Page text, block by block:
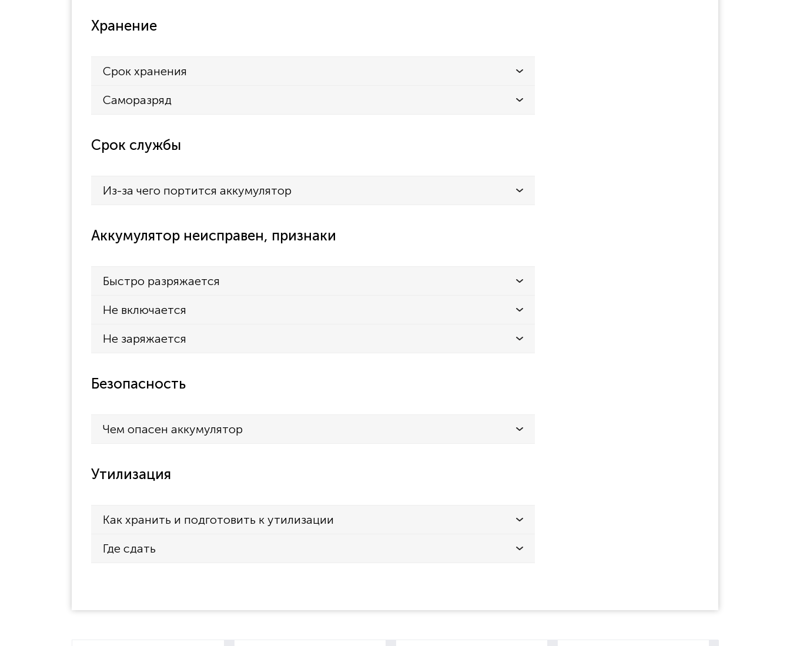
Хранение
Срок хранения
Саморазряд
Срок службы
Из-за чего портится аккумулятор
Аккумулятор неисправен, признаки
Быстро разряжается
Не включается
Не заряжается
Безопасность
Чем опасен аккумулятор
Утилизация
Как хранить и подготовить к утилизации
Где сдать